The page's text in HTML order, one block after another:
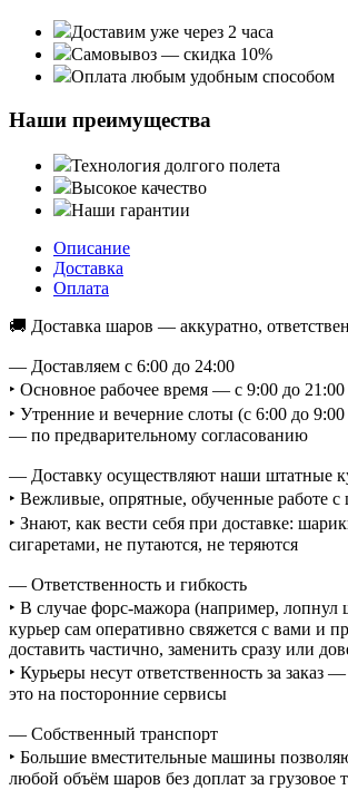
Доставим уже через 2 часа
Самовывоз — скидка 10%
Оплата любым удобным способом
Наши преимущества
Технология долгого полета
Высокое качество
Наши гарантии
Описание
Доставка
Оплата
🚚 Доставка шаров — аккуратно,
— Доставляем с 6:00 до 24:00
‣ Основное рабочее время — с 9:00 до 21:00
‣ Утренние и вечерние слоты (с 6:00 до
— по предварительному согласованию
— Доставку осуществляют наши штатные
‣ Вежливые, опрятные, обученные работе с
‣ Знают, как вести себя при доставке:
сигаретами, не путаются, не теряются
— Ответственность и гибкость
‣ В случае форс-мажора (например,
курьер сам оперативно свяжется с вами и
доставить частично, заменить сразу или
‣ Курьеры несут ответственность за заказ
это на посторонние сервисы
— Собственный транспорт
‣ Большие вместительные машины
любой объём шаров без доплат за грузовое